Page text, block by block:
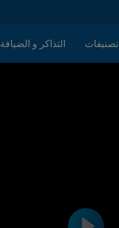
تصنيفات التذاكر و الضيافة